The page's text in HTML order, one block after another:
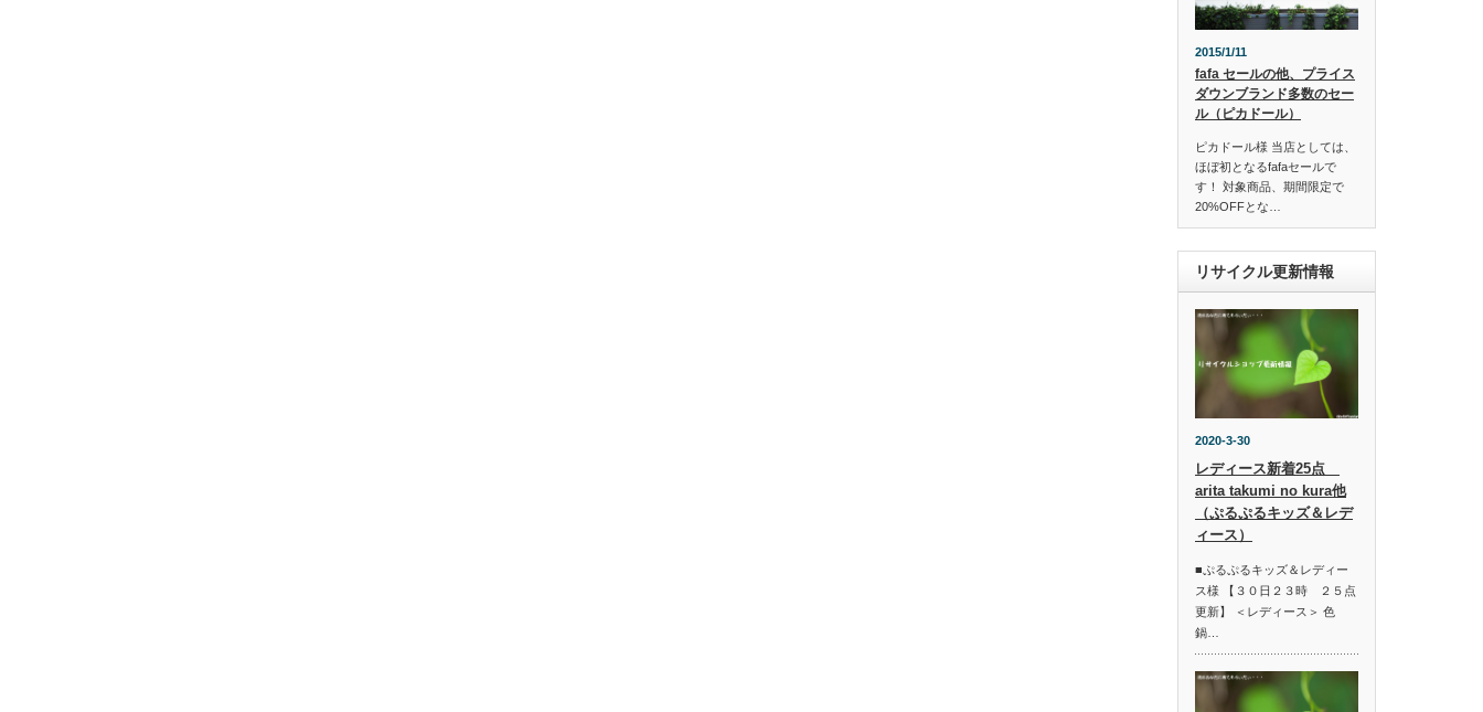
2015/1/11
fafa セールの他、プライス
ダウンブランド多数のセー
ル（ピカドール）
ピカドール様 当店としては、
ほぼ初となるfafaセールで
す！ 対象商品、期間限定で
20%OFFとな…
リサイクル更新情報
2020-3-30
レディース新着25点
arita takumi no kura他
（ぷるぷるキッズ＆レデ
ィース）
■ぷるぷるキッズ＆レディー
ス様 【３０日２３時 ２５点
更新】 ＜レディース＞ 色
鍋…